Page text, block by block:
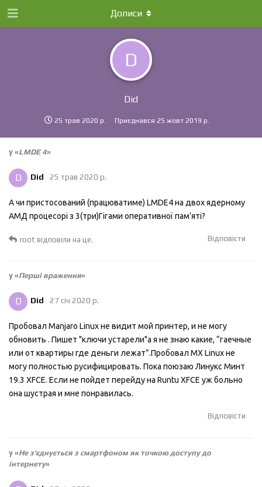
D
Did
25 трав 2020 р. Приєднався 25 жовт 2019 р.
Дописи
у «LMDE 4»
D Did 25 трав 2020 р.
А чи пристосований (працюватиме) LMDE4 на двох ядерному
АМД процесорі з 3(три)Гігами оперативної пам’яті?
Відповісти
root відповіли на це.
у «Перші враження»
D Did 27 січ 2020 р.
Пробовал Manjaro Linux не видит мой принтер, и не могу
обновить . Пишет "ключи устарели"а я не знаю какие, “гаечные
или от квартиры где деньги лежат”.Пробовал MX Linux не
могу полностью русифицировать. Пока поюзаю Линукс Минт
19.3 XFCE. Если не пойдет перейду на Runtu XFCE уж больно
она шустрая и мне понравилась.
Відповісти
у «Не з'єднується з смартфоном як точкою доступу до
інтернету»